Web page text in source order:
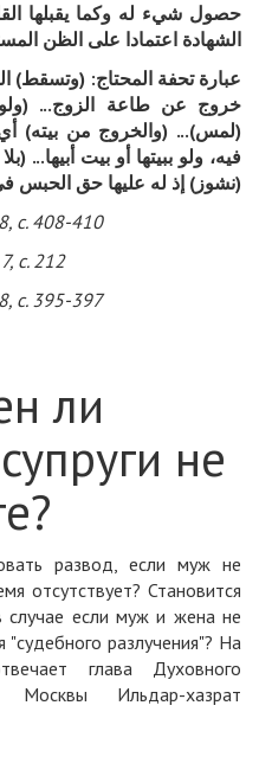
حصول شيء له وكما يقبلها
الشهادة اعتمادا على الظن
عبارة تحفة المحتاج: (وتسقط)
خروج عن طاعة الزوج...
(لمس)... (والخروج من بيته)
فيه، ولو ببيتها أو بيت
(نشوز) إذ له عليها حق الحبس في
с. 408-410
с. 212
с. 395-397
ли
не
развод, если муж не
отсутствует? Становится
случае если муж и жена не
разлучения"? На
глава Духовного
Москвы Ильдар-хазрат